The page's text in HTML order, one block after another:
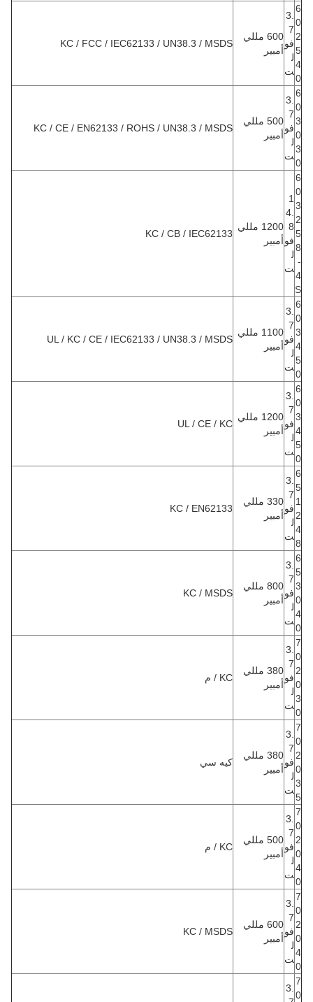
6
0
2
5
4
0
3.
7
فو
ل
ت
600 مللي
أمبير
KC / FCC / IEC62133 / UN38.3 / MSDS
6
0
3
0
3
0
3.
7
فو
ل
ت
500 مللي
أمبير
KC / CE / EN62133 / ROHS / UN38.3 / MSDS
6
0
3
2
5
8
-
4
S
1
4.
8
فو
ل
ت
1200 مللي
أمبير
KC / CB / IEC62133
6
0
3
4
5
0
3.
7
فو
ل
ت
1100 مللي
أمبير
UL / KC / CE / IEC62133 / UN38.3 / MSDS
6
0
3
4
5
0
3.
7
فو
ل
ت
1200 مللي
أمبير
UL / CE / KC
6
5
1
2
4
8
3.
7
فو
ل
ت
330 مللي
أمبير
KC / EN62133
6
5
3
0
4
0
3.
7
فو
ل
ت
800 مللي
أمبير
KC / MSDS
7
0
2
0
3
0
3.
7
فو
ل
ت
380 مللي
أمبير
KC / م
7
0
2
0
3
5
3.
7
فو
ل
ت
380 مللي
أمبير
كيه سي
7
0
2
0
4
0
3.
7
فو
ل
ت
500 مللي
أمبير
KC / م
7
0
2
0
4
0
3.
7
فو
ل
ت
600 مللي
أمبير
KC / MSDS
7
0
3.